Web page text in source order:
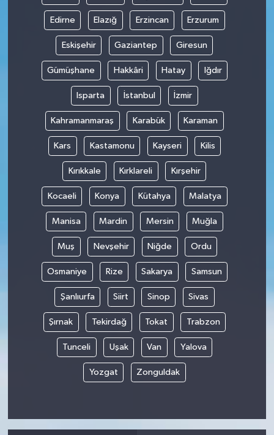
Edirne Elazığ Erzincan Erzurum
Eskişehir Gaziantep Giresun
Gümüşhane Hakkâri Hatay Iğdır
Isparta İstanbul İzmir
Kahramanmaraş Karabük Karaman
Kars Kastamonu Kayseri Kilis
Kırıkkale Kırklareli Kırşehir
Kocaeli Konya Kütahya Malatya
Manisa Mardin Mersin Muğla
Muş Nevşehir Niğde Ordu
Osmaniye Rize Sakarya Samsun
Şanlıurfa Siirt Sinop Sivas
Şırnak Tekirdağ Tokat Trabzon
Tunceli Uşak Van Yalova
Yozgat Zonguldak